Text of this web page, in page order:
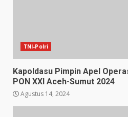
TNI-Polri
Kapoldasu Pimpin Apel
PON XXl Aceh-Sumut 2024
Agustus 14, 2024